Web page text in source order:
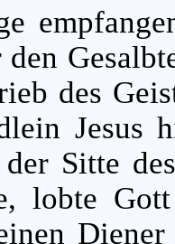
des
Jesus
Sitte
lobte